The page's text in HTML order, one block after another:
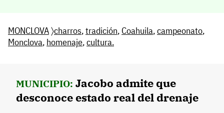
MONCLOVA〉charros,tradición, Coahuila,campeonato,
Monclova, homenaje,cultura.
MUNICIPIO: Jacobo admite que
desconoce estado real del drenaje